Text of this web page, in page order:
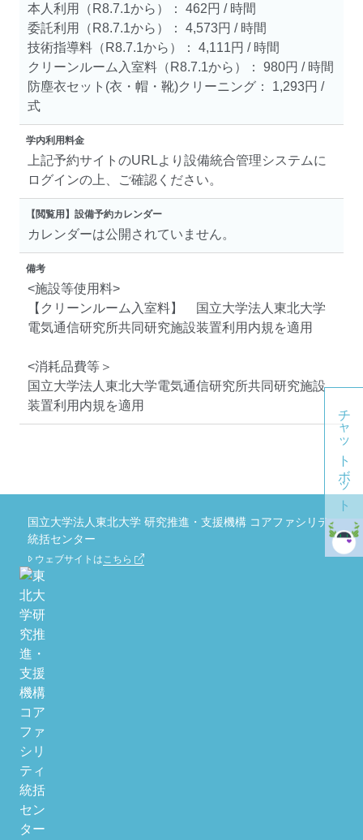
本人利用（R8.7.1から）： 462円 / 時間
委託利用（R8.7.1から）： 4,573円 / 時間
技術指導料（R8.7.1から）： 4,111円 / 時間
クリーンルーム入室料（R8.7.1から）： 980円 / 時間
防塵衣セット(衣・帽・靴)クリーニング： 1,293円 /
式
学内利用料金
上記予約サイトのURLより設備統合管理システムに
ログインの上、ご確認ください。
【閲覧用】設備予約カレンダー
カレンダーは公開されていません。
備考
<施設等使用料>
【クリーンルーム入室料】 国立大学法人東北大学
電気通信研究所共同研究施設装置利用内規を適用
<消耗品費等＞
国立大学法人東北大学電気通信研究所共同研究施設
装置利用内規を適用
チャットボット
国立大学法人東北大学 研究推進・支援機構 コアファシリティ
統括センター
ウェブサイトはこちら